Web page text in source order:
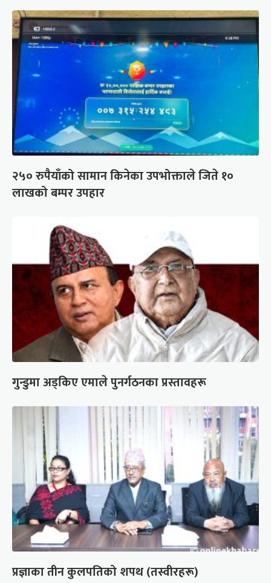
२५० रुपैयाँको सामान किनेका उपभोक्ताले जिते १०
लाखको बम्पर उपहार
गुन्डुमा अड्किए एमाले पुनर्गठनका प्रस्तावहरू
प्रज्ञाका तीन कुलपतिको शपथ (तस्वीरहरू)